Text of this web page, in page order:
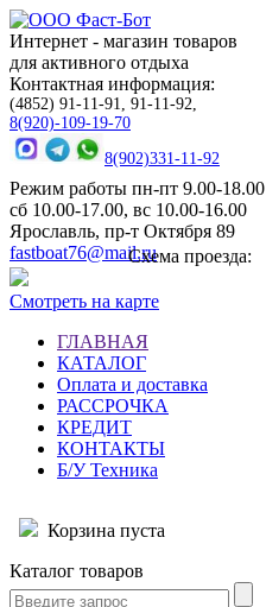
Интернет - магазин товаров
для активного отдыха
Контактная информация:
(4852) 91-11-91, 91-11-92,
8(920)-109-19-70
8(902)331-11-92
Режим работы пн-пт 9.00-18.00
сб 10.00-17.00, вс 10.00-16.00
Ярославль, пр-т Октября 89
fastboat76@mail.ruСхема проезда:
Смотреть на карте
ГЛАВНАЯ
КАТАЛОГ
Оплата и доставка
РАССРОЧКА
КРЕДИТ
КОНТАКТЫ
Б/У Техника
Корзина пуста
Каталог товаров